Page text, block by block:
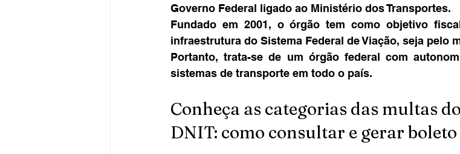
Governo Federal ligado ao Ministério dos Transportes.
Fundado em 2001, o órgão tem como objetivo
infraestrutura do Sistema Federal de Viação, seja pelo
Portanto, trata-se de um órgão federal com
sistemas de transporte em todo o país.
Conheça as categorias das multas
DNIT: como consultar e gerar boleto